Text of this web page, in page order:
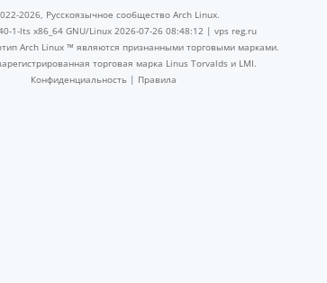
2026, Русскоязычное сообщество Arch Linux.
1-lts x86_64 GNU/Linux 2026-07-26 08:48:12 | vps reg.ru
Arch Linux ™ являются признанными торговыми марками.
торговая марка Linus Torvalds и LMI.
Конфиденциальность | Правила